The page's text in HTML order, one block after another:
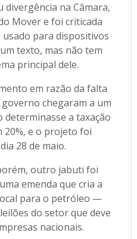
divergência na Câmara,
Mover e foi criticada
para dispositivos
texto, mas não tem
principal dele.
em razão da falta
chegaram a um
a taxação
20%, e o projeto foi
28 de maio.
outro jabuti foi
emenda que cria a
para o petróleo —
do setor que deve
nacionais.